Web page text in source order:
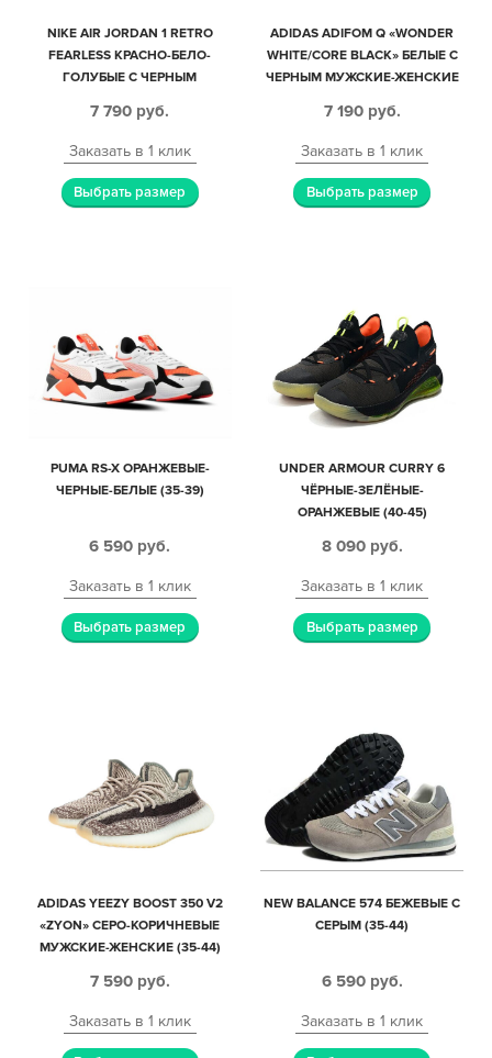
NIKE AIR JORDAN 1 RETRO
FEARLESS КРАСНО-БЕЛО-
ГОЛУБЫЕ С ЧЕРНЫМ
ЖЕНСКИЕ (35-44)
7 790 руб.
Заказать в 1 клик
Выбрать размер
ADIDAS ADIFOM Q «WONDER
WHITE/CORE BLACK» БЕЛЫЕ С
ЧЕРНЫМ МУЖСКИЕ-ЖЕНСКИЕ
7 190 руб.
Заказать в 1 клик
Выбрать размер
PUMA RS-X ОРАНЖЕВЫЕ-
ЧЕРНЫЕ-БЕЛЫЕ (35-39)
6 590 руб.
Заказать в 1 клик
Выбрать размер
UNDER ARMOUR CURRY 6
ЧЁРНЫЕ-ЗЕЛЁНЫЕ-
ОРАНЖЕВЫЕ (40-45)
8 090 руб.
Заказать в 1 клик
Выбрать размер
ADIDAS YEEZY BOOST 350 V2
«ZYON» СЕРО-КОРИЧНЕВЫЕ
МУЖСКИЕ-ЖЕНСКИЕ (35-44)
7 590 руб.
Заказать в 1 клик
NEW BALANCE 574 БЕЖЕВЫЕ С
СЕРЫМ (35-44)
6 590 руб.
Заказать в 1 клик